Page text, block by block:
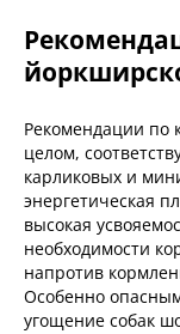
Рекомендации по
целом,
карликовых и
энергетическая
высокая
необходимости
напротив
Особенно
угощение собак